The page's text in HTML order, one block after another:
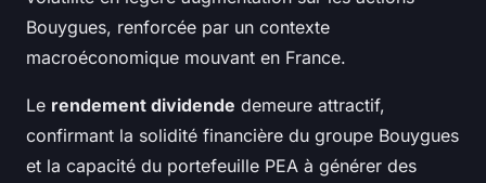
Bouygues, renforcée par un contexte
macroéconomique mouvant en France.
Le rendement dividende demeure attractif,
confirmant la solidité financière du groupe Bouygues
et la capacité du portefeuille PEA à générer des